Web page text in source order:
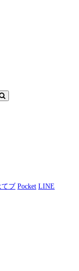
てブ Pocket LINE